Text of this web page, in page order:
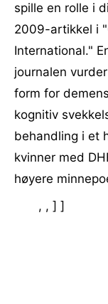
spille en rolle i
2009-artikkel i
International."
journalen
form for
kognitiv
behandling i et
kvinner med
høyere
, , ] ]